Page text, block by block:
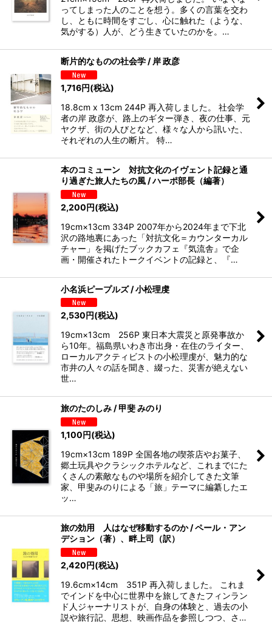
ってしまった人のことを想う。多くの言葉を交わ
し、ともに時間をすごし、心に触れた（ような、
気がする）人が、どう生きていたのかを。 …
断片的なものの社会学 / 岸 政彦
1,716円(税込)
18.8cm x 13cm 244P 再入荷しました。 社会学
者の岸 政彦が、路上のギター弾き、夜の仕事、元
ヤクザ、街の人びとなど、様々な人から訊いた、
それぞれの人生の断片。 特…
本のコミューン 対抗文化のイヴェント記録と通
り過ぎた旅人たちの風 / ハーポ部長（編著）
2,200円(税込)
19cm×13cm 334P 2007年から2024年まで下北
沢の路地裏にあった「対抗文化＝カウンターカル
チャー」を掲げたブックカフェ『気流舎』で企
画・開催されたトークイベントの記録と、『…
小名浜ピープルズ / 小松理虔
2,530円(税込)
19cm×13cm 256P 東日本大震災と原発事故か
ら10年。福島県いわき市出身・在住のライター、
ローカルアクティビストの小松理虔が、魅力的な
市井の人々の話を聞き、綴った、災害が絶えない
世…
旅のたのしみ / 甲斐 みのり
1,100円(税込)
19cm×13cm 189P 全国各地の喫茶店やお菓子、
郷土玩具やクラシックホテルなど、これまでにた
くさんの素敵なものや場所を紹介してきた文筆
家、甲斐みのりによる「旅」テーマに編纂したエ
ッ…
旅の効用 人はなぜ移動するのか / ペール・アン
デション（著）、畔上司（訳）
2,420円(税込)
19.6cm×14cm 351P 再入荷しました。 これま
でインドを中心に世界中を旅してきたフィンラン
ド人ジャーナリストが、自身の体験と、過去の小
説や旅行記、思想、映画作品を参照しつつ、さ…